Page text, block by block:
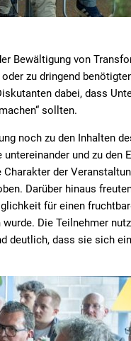
Bewältigung von
zu dringend
dabei, dass
sollten.
noch zu den Inhalten
und zu den
der
Darüber hinaus
für einen
Die Teilnehmer
deutlich, dass sie sich